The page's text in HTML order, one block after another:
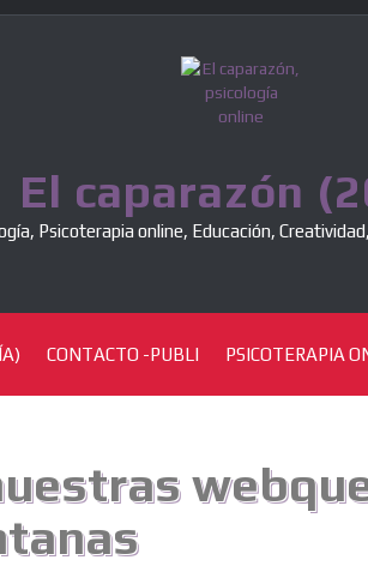
El caparazón
Psicoterapia online, Educación,
CONTACTO -PUBLI PSICOTERAPIA